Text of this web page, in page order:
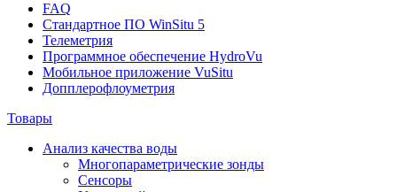
FAQ
Стандартное ПО WinSitu 5
Телеметрия
Программное обеспечение HydroVu
Мобильное приложение VuSitu
Допплерофлоуметрия
Товары
Анализ качества воды
Многопараметрические зонды
Сенсоры